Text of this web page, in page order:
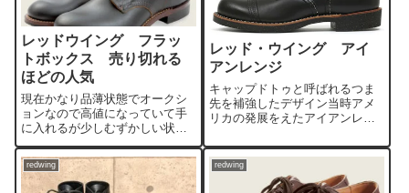
レッドウイング フラッ
トボックス 売り切れる
ほどの人気
現在かなり品薄状態でオークシ
ョンなので高値になっていて手
に入れるが少しむずかしい状況
です。ベックマンが廃盤になる
噂の影響も大きのかもしれませ
ん。
レッド・ウイング アイ
アンレンジ
キャップドトゥと呼ばれるつま
先を補強したデザイン当時アメ
リカの発展をえたアイアンレン
夫が求めたタフさをがありま
す。さらにレッドウイング・ア
イアンレンジブーツは踵部がア
redwing redwing